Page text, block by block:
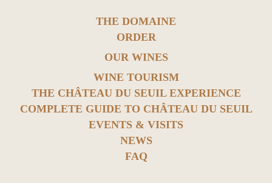
THE DOMAINE
ORDER
OUR WINES
WINE TOURISM
THE CHÂTEAU DU SEUIL EXPERIENCE
COMPLETE GUIDE TO CHÂTEAU DU SEUIL
EVENTS & VISITS
NEWS
FAQ